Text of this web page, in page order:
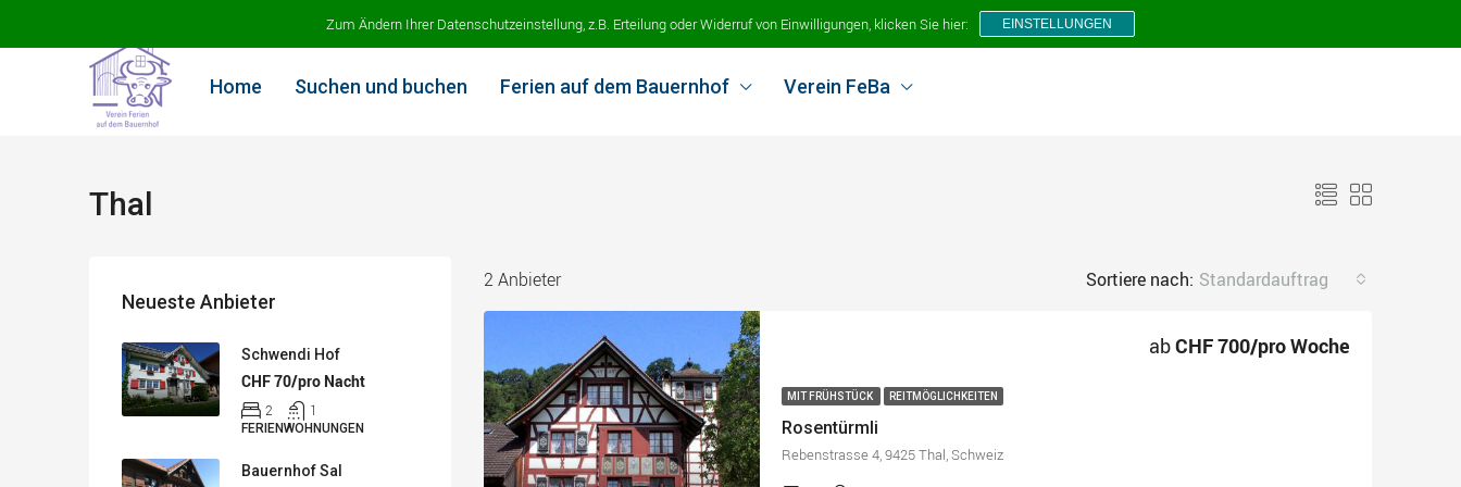
Home Suchen und buchen Ferien auf dem Bauernhof Verein FeBa
Thal
2 Anbieter Sortiere nach: Standardauftrag
MIT FRÜHSTÜCK REITMÖGLICHKEITEN
Rosentürmli
abCHF 700/pro Woche
Rebenstrasse 4, 9425 Thal, Schweiz
Neueste Anbieter
Schwendi Hof
CHF 70/pro Nacht
2 1
FERIENWOHNUNGEN
Bauernhof Sal
Zum Ändern Ihrer Datenschutzeinstellung, z.B. Erteilung oder Widerruf von Einwilligungen, klicken Sie hier: EINSTELLUNGEN